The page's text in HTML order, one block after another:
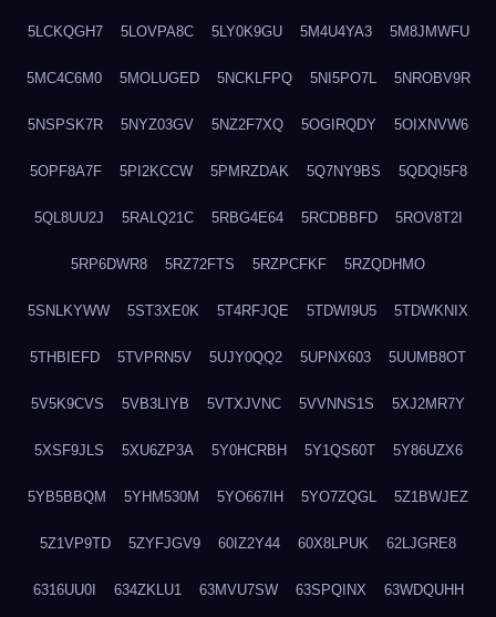
5LCKQGH7 5LOVPA8C 5LY0K9GU 5M4U4YA3 5M8JMWFU
5MC4C6M0 5MOLUGED 5NCKLFPQ 5NI5PO7L 5NROBV9R
5NSPSK7R 5NYZ03GV 5NZ2F7XQ 5OGIRQDY 5OIXNVW6
5OPF8A7F 5PI2KCCW 5PMRZDAK 5Q7NY9BS 5QDQI5F8
5QL8UU2J 5RALQ21C 5RBG4E64 5RCDBBFD 5ROV8T2I
5RP6DWR8 5RZ72FTS 5RZPCFKF 5RZQDHMO
5SNLKYWW 5ST3XE0K 5T4RFJQE 5TDWI9U5 5TDWKNIX
5THBIEFD 5TVPRN5V 5UJY0QQ2 5UPNX603 5UUMB8OT
5V5K9CVS 5VB3LIYB 5VTXJVNC 5VVNNS1S 5XJ2MR7Y
5XSF9JLS 5XU6ZP3A 5Y0HCRBH 5Y1QS60T 5Y86UZX6
5YB5BBQM 5YHM530M 5YO667IH 5YO7ZQGL 5Z1BWJEZ
5Z1VP9TD 5ZYFJGV9 60IZ2Y44 60X8LPUK 62LJGRE8
6316UU0I 634ZKLU1 63MVU7SW 63SPQINX 63WDQUHH